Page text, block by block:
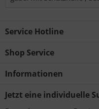
Service Hotline
Shop Service
Informationen
Jetzt eine individuelle